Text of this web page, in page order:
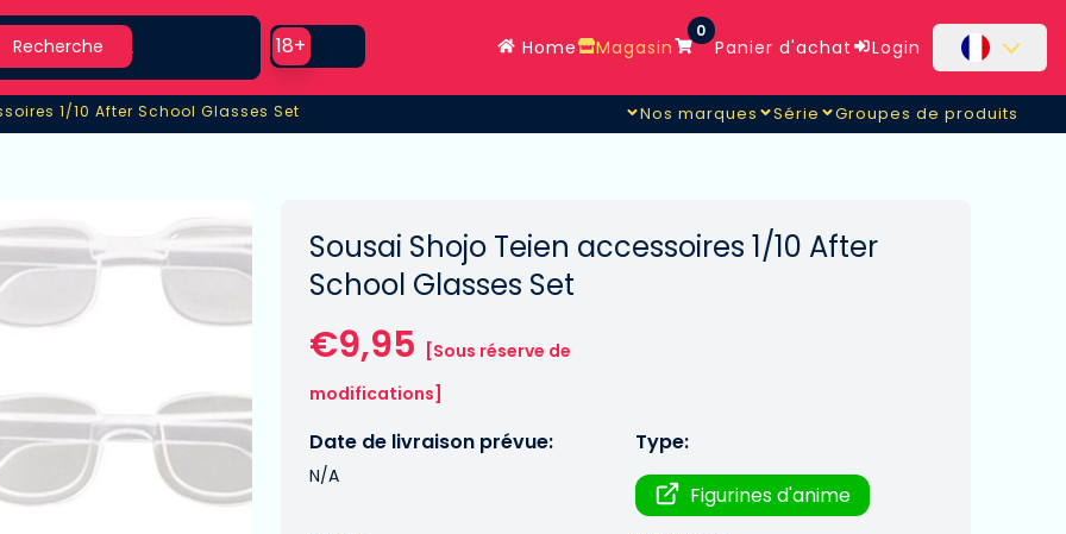
Recherche
Use setting
18+ Home Magasin
0
Panier d'achat Login
1/10 After School Glasses Set
1/10 After School Glasses Set Nos marques Série Groupes de produits
Sousai Shojo Teien accessoires 1/10 After
School Glasses Set
€9,95
[Sous réserve de
modifications]
Date de livraison prévue:
N/A
Type:
Figurines d'anime